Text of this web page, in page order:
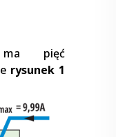
ma pięć
rysunek 1